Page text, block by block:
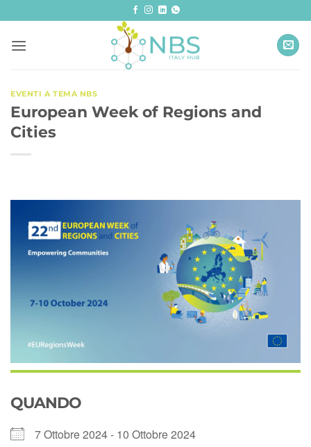
contenuti
EVENTI A TEMA NBS
European Week of Regions and
Cities
QUANDO
7 Ottobre 2024 - 10 Ottobre 2024